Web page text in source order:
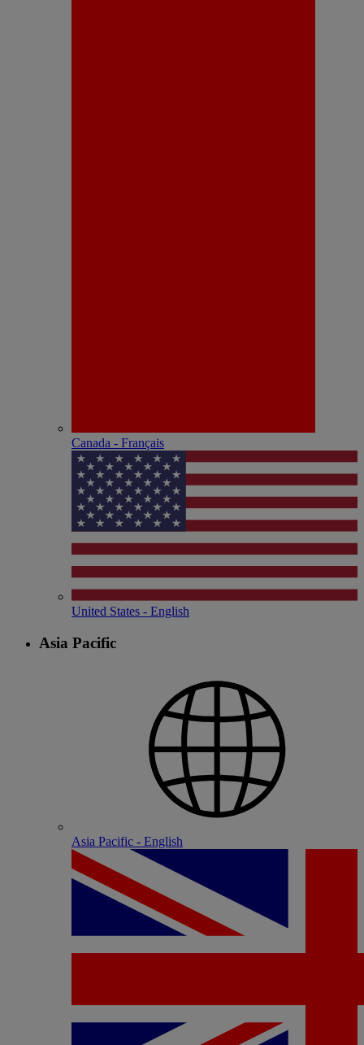
Canada - Français
United States - English
Asia Pacific
Asia Pacific - English